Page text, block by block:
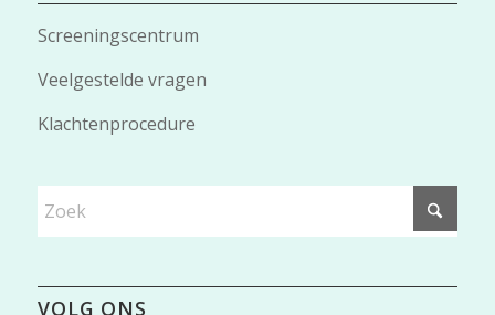
Screeningscentrum
Veelgestelde vragen
Klachtenprocedure
VOLG ONS